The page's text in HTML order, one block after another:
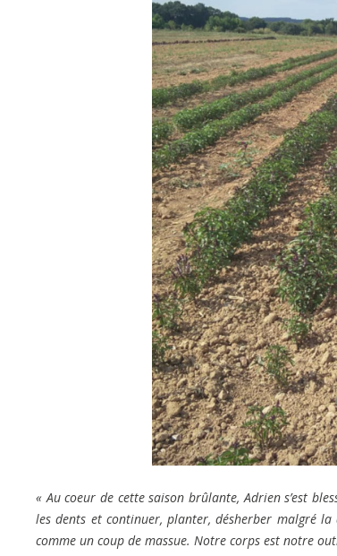
« Au coeur de cette saison brûlante, Adrien s’est
les dents et continuer, planter, désherber malgré
comme un coup de massue. Notre corps est notre